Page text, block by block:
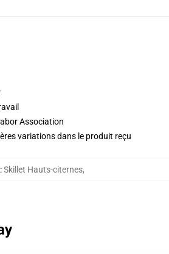
Association
variations dans le produit reçu
:Skillet Hauts-citernes,